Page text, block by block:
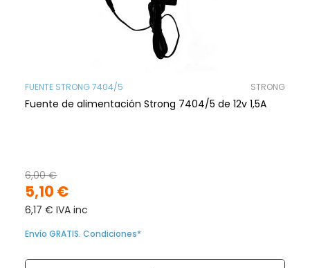
FUENTE STRONG 7404/5 STRONG
Fuente de alimentación Strong 7404/5 de 12v 1,5A
5,10 €
6,00 €
6,17 € IVA inc
Envío GRATIS. Condiciones*